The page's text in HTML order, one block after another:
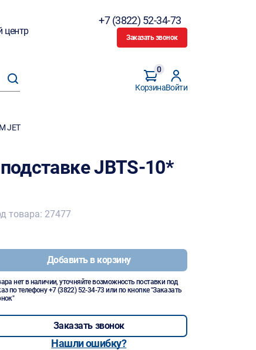
центр
+7 (3822) 52-34-73
Заказать звонок
Корзина
0
Войти
JET
JBTS-10*
товара: 27477
Добавить в корзину
нет в наличии, уточняйте возможность поставки под
по телефону+7 (3822) 52-34-73 или по кнопке "Заказать
Заказать звонок
Нашли ошибку?